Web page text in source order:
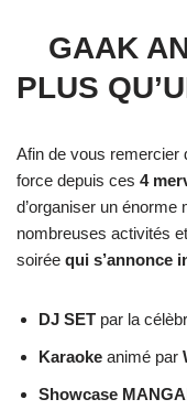
GAAK
PLUS
Afin de vous remercier
force depuis ces 4
d’organiser un
nombreuses activités
soirée qui s’annonce
DJ SET par la
Karaoke animé par
Showcase